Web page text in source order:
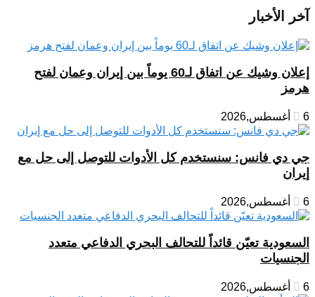
آخر الأخبار
إعلان وشيك عن اتفاق لـ60 يوماً بين إيران وعمان لفتح
هرمز
6 أغسطس,2026
جي دي فانس: سنستخدم كل الأدوات للتوصل إلى حل مع
إيران
6 أغسطس,2026
السعودية تعيّن قائداً للتحالف البحري الدفاعي متعدد
الجنسيات
6 أغسطس,2026